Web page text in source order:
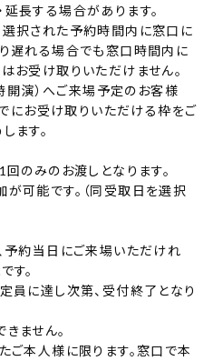
長する場合があります。
選択された予約時間内に窓口に
遅れる場合でも窓口時間内に
お受け取りいただけません。
演）へご来場予定のお客様
にお受け取りいただける枠をご
ます。
のみのお渡しとなります。
可能です。（同受取日を選択
予約当日にご来場いただけれ
す。
員に達し次第、受付終了となり
ません。
ご本人様に限ります。窓口で本